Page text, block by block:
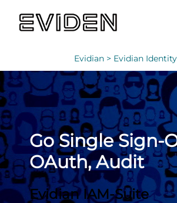
Evidian > Evidian
Go Single Sign-
OAuth, Audit
Evidian IAM-Suite